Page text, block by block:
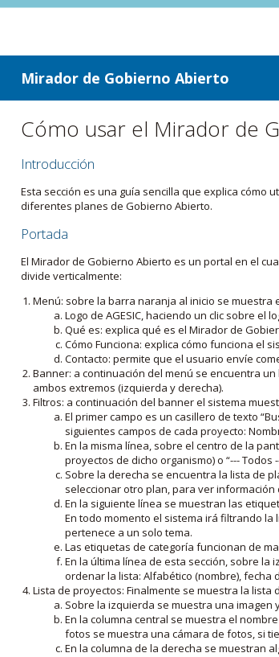
ir a contenido
ir al menú
Mirador de Gobierno Abierto
Cómo usar el Mirador de
Introducción
Esta sección es una guía sencilla que explica
diferentes planes de Gobierno Abierto.
Portada
El Mirador de Gobierno Abierto es un portal en el
divide verticalmente:
Menú: sobre la barra naranja al inicio se
Logo de AGESIC, haciendo un clic sobre el
Qué es: explica qué es el Mirador de
Cómo Funciona: explica cómo funciona el
Contacto: permite que el usuario envíe
Banner: a continuación del menú se encuentra
ambos extremos (izquierda y derecha).
Filtros: a continuación del banner el sistema
El primer campo es un casillero de texto
siguientes campos de cada proyecto:
En la misma línea, sobre el centro de la
proyectos de dicho organismo) o “---
Sobre la derecha se encuentra la lista de
seleccionar otro plan, para ver
En la siguiente línea se muestran las
En todo momento el sistema irá filtrando
pertenece a un solo tema.
Las etiquetas de categoría funcionan de
En la última línea de esta sección, sobre
ordenar la lista: Alfabético (nombre), fecha
Lista de proyectos: Finalmente se muestra la
Sobre la izquierda se muestra una imagen
En la columna central se muestra el
fotos se muestra una cámara de fotos, si
En la columna de la derecha se muestran